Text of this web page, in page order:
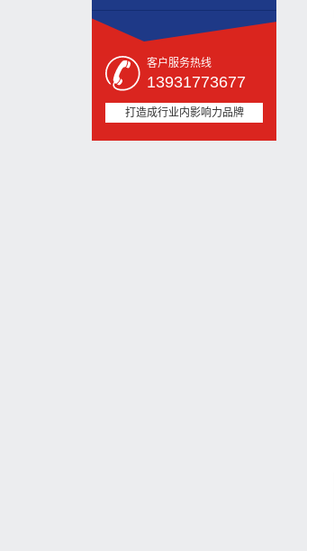
客户服务热线
13931773677
打造成行业内影响力品牌